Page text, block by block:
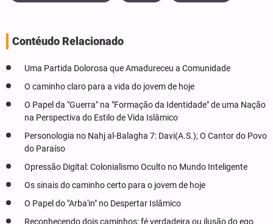
Contéudo Relacionado
Uma Partida Dolorosa que Amadureceu a Comunidade
O caminho claro para a vida do jovem de hoje
O Papel da "Guerra" na "Formação da Identidade" de uma Nação
na Perspectiva do Estilo de Vida Islâmico
Personologia no Nahj al-Balagha 7: Davi(A.S.); O Cantor do Povo
do Paraíso
Opressão Digital: Colonialismo Oculto no Mundo Inteligente
Os sinais do caminho certo para o jovem de hoje
O Papel do "Arba'in" no Despertar Islâmico